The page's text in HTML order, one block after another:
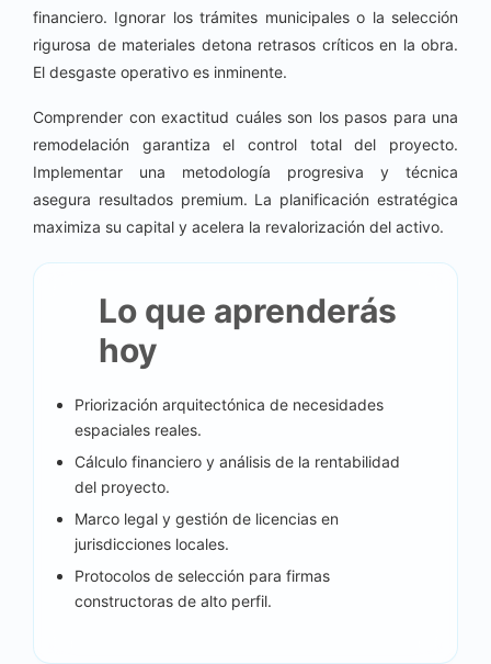
financiero. Ignorar los trámites municipales o la selección
rigurosa de materiales detona retrasos críticos en la obra.
El desgaste operativo es inminente.
Comprender con exactitud cuáles son los pasos para una
remodelación garantiza el control total del proyecto.
Implementar una metodología progresiva y técnica
asegura resultados premium. La planificación estratégica
maximiza su capital y acelera la revalorización del activo.
Lo que aprenderás
hoy
Priorización arquitectónica de necesidades
espaciales reales.
Cálculo financiero y análisis de la rentabilidad
del proyecto.
Marco legal y gestión de licencias en
jurisdicciones locales.
Protocolos de selección para firmas
constructoras de alto perfil.